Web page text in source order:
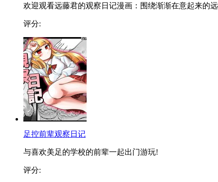
欢迎观看远藤君的观察日记漫画：围绕渐渐在意起来的
评分:
足控前辈观察日记
与喜欢美足的学校的前辈一起出门游玩!
评分: